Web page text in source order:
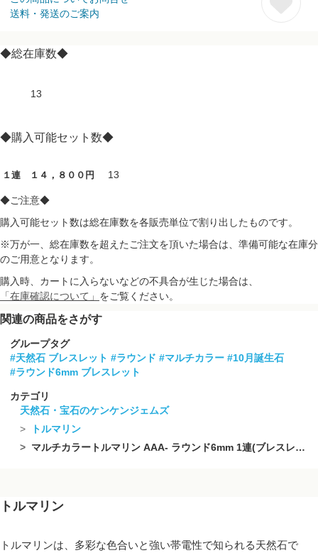
送料・発送のご案内
◆総在庫数◆
13
◆購入可能セット数◆
１連 １４，８００円 13
◆ご注意◆
購入可能セット数は総在庫数を各販売単位で割り出したものです。
※万が一、総在庫数を超えたご注文を頂いた場合は、準備可能な在庫分
のご用意となります。
購入時、カートに入らないなどの不具合が生じた場合は、
「在庫確認について」 をご覧ください。
関連の商品をさがす
グループタグ
#天然石 ブレスレット #ラウンド #マルチカラー #10月誕生石
#ラウンド6mm ブレスレット
カテゴリ
天然石・宝石のケンケンジェムズ
トルマリン
マルチカラートルマリン AAA- ラウンド6mm 1連(ブレスレット)
トルマリン
トルマリンは、多彩な色合いと強い帯電性で知られる天然石で